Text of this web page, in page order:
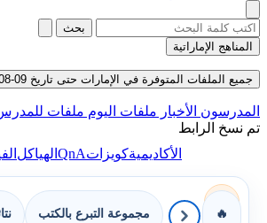
بحث
المناهج الإماراتية
جميع الملفات المتوفرة في الإمارات حتى تاريخ 09-08-2026
المدرسون الأخبار ملفات اليوم ملفات
تم نسخ الرابط
الأكاديميةكويزاتQnAالهياكل
🔥 مجموعة التبرع بالكتب